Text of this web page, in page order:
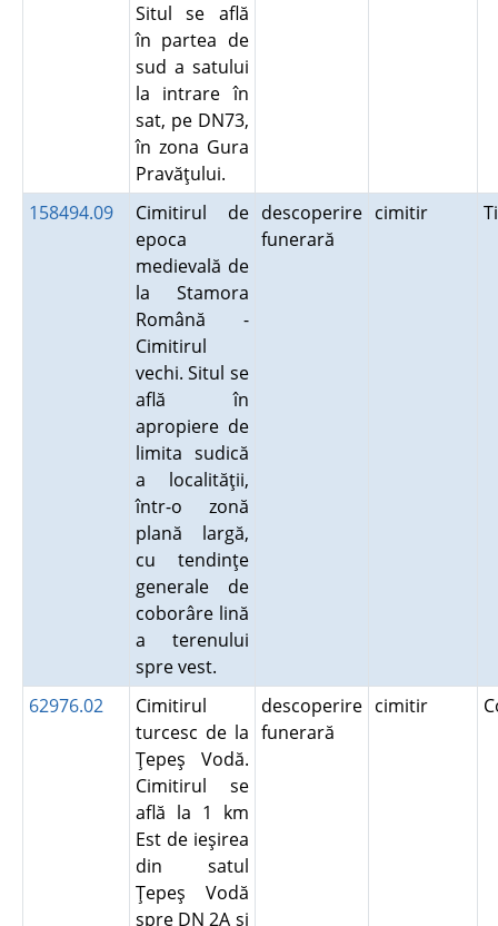
Situl se află
în partea de
sud a satului
la intrare în
sat, pe DN73,
în zona Gura
Pravăţului.
158494.09
Cimitirul de
epoca
medievală de
la Stamora
Română -
Cimitirul
vechi. Situl se
află în
apropiere de
limita sudică
a localităţii,
într-o zonă
plană largă,
cu tendinţe
generale de
coborâre lină
a terenului
spre vest.
descoperire
funerară
cimitir
62976.02
Cimitirul
turcesc de la
Ţepeş Vodă.
Cimitirul se
află la 1 km
Est de ieşirea
din satul
Ţepeş Vodă
spre DN 2A şi
descoperire
funerară
cimitir